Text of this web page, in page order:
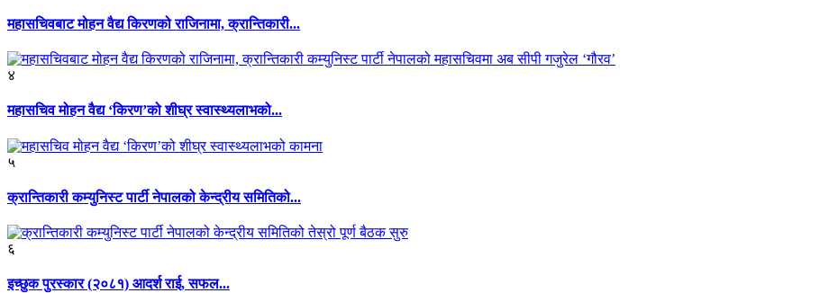
महासचिवबाट मोहन वैद्य किरणको राजिनामा, क्रान्तिकारी...
४
महासचिव मोहन वैद्य ‘किरण’को शीघ्र स्वास्थ्यलाभको...
५
क्रान्तिकारी कम्युनिस्ट पार्टी नेपालको केन्द्रीय समितिको...
६
इच्छुक पुरस्कार (२०८१) आदर्श राई, सफल...